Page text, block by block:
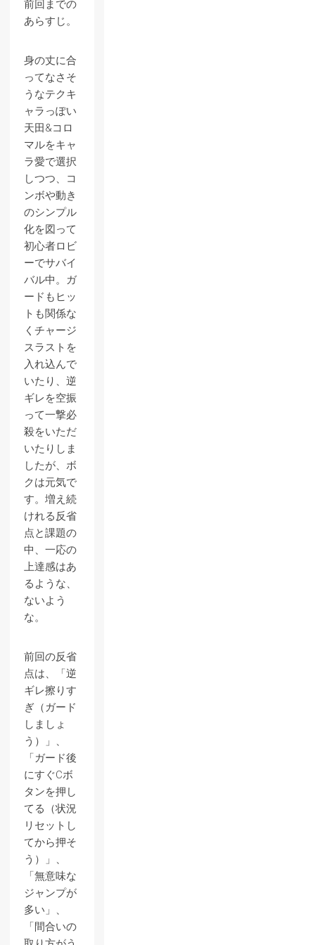
前回までの
あらすじ。
身の丈に合
ってなさそ
うなテクキ
ャラっぽい
天田&コロ
マルをキャ
ラ愛で選択
しつつ、コ
ンボや動き
のシンプル
化を図って
初心者ロビ
ーでサバイ
バル中。ガ
ードもヒッ
トも関係な
くチャージ
スラストを
入れ込んで
いたり、逆
ギレを空振
って一撃必
殺をいただ
いたりしま
したが、ボ
クは元気で
す。増え続
けれる反省
点と課題の
中、一応の
上達感はあ
るような、
ないよう
な。
前回の反省
点は、「逆
ギレ擦りす
ぎ（ガード
しましょ
う）」、
「ガード後
にすぐCボ
タンを押し
てる（状況
リセットし
てから押そ
う）」、
「無意味な
ジャンプが
多い」、
「間合いの